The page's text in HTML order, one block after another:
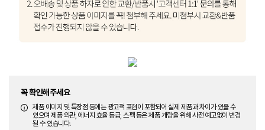
꼭 확인해주세요
제품 이미지 및 특장점 등에는 광고적 표현이 포함되어 실제 제품과 차이가 있을 수
있으며 제품 외관, 에너지 효율 등급, 스펙 등은 제품 개량을 위해 사전 예고없이 변경
될 수 있습니다.